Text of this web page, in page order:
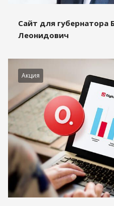
Сайт для губернатора
Леонидович
Акция